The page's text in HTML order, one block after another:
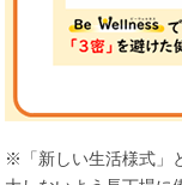
※「新しい生活様式」